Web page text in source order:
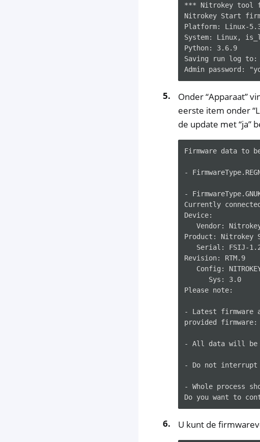
*** Nitrokey tool
Nitrokey Start
Platform: Linux-
System: Linux,
Python: 3.6.9
Saving run log to:
Admin password:
Onder “Apparaat”
eerste item onder
de update met “ja”
Firmware data to
-
-
Currently
Device:
Vendor:
Product: Nitrokey
Serial: FSIJ-
Revision: RTM.9
Config:
      Sys: 3.0
Please note:
- Latest firmware
provided firmware:
- All data will be
- Do not interrupt
- Whole process
U kunt de